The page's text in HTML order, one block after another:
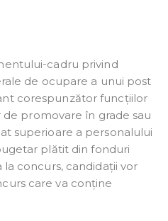
cadru privind
de ocupare a unui post
corespunzător funcțiilor
promovare în grade sau
superioare a personalului
plătit din fonduri
concurs, candidații vor
care va conține